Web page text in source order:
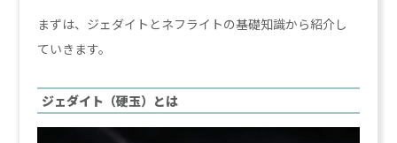
まずは、ジェダイトとネフライトの基礎知識から紹介し
ていきます。
ジェダイト（硬玉）とは